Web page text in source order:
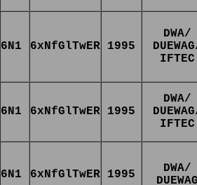
6N1 6xNfGlTwER 1995
DWA/
IFTEC
6N1 6xNfGlTwER 1995
DWA/
IFTEC
6N1 6xNfGlTwER 1995
DWA/